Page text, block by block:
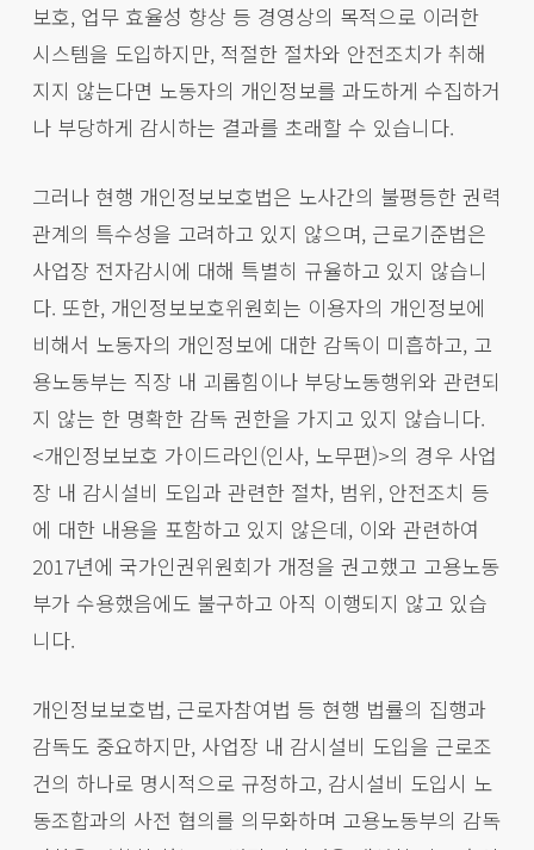
보호, 업무 효율성 향상 등 경영상의 목적으로 이러한
시스템을 도입하지만, 적절한 절차와 안전조치가 취해
지지 않는다면 노동자의 개인정보를 과도하게 수집하거
나 부당하게 감시하는 결과를 초래할 수 있습니다.
그러나 현행 개인정보보호법은 노사간의 불평등한 권력
관계의 특수성을 고려하고 있지 않으며, 근로기준법은
사업장 전자감시에 대해 특별히 규율하고 있지 않습니
다. 또한, 개인정보보호위원회는 이용자의 개인정보에
비해서 노동자의 개인정보에 대한 감독이 미흡하고, 고
용노동부는 직장 내 괴롭힘이나 부당노동행위와 관련되
지 않는 한 명확한 감독 권한을 가지고 있지 않습니다.
<개인정보보호 가이드라인(인사, 노무편)>의 경우 사업
장 내 감시설비 도입과 관련한 절차, 범위, 안전조치 등
에 대한 내용을 포함하고 있지 않은데, 이와 관련하여
2017년에 국가인권위원회가 개정을 권고했고 고용노동
부가 수용했음에도 불구하고 아직 이행되지 않고 있습
니다.
개인정보보호법, 근로자참여법 등 현행 법률의 집행과
감독도 중요하지만, 사업장 내 감시설비 도입을 근로조
건의 하나로 명시적으로 규정하고, 감시설비 도입시 노
동조합과의 사전 협의를 의무화하며 고용노동부의 감독